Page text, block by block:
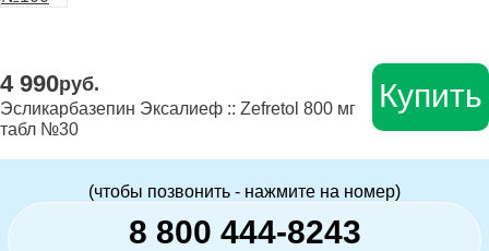
4 990руб.
Эсликарбазепин Эксалиеф :: Zefretol 800 мг
табл №30
Купить
(чтобы позвонить - нажмите на номер)
8 800 444-8243